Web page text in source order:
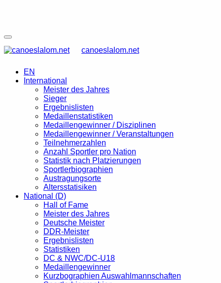
canoeslalom.net
EN
International
Meister des Jahres
Sieger
Ergebnislisten
Medaillenstatistiken
Medaillengewinner / Disziplinen
Medaillengewinner / Veranstaltungen
Teilnehmerzahlen
Anzahl Sportler pro Nation
Statistik nach Platzierungen
Sportlerbiographien
Austragungsorte
Altersstatisiken
National (D)
Hall of Fame
Meister des Jahres
Deutsche Meister
DDR-Meister
Ergebnislisten
Statistiken
DC & NWC/DC-U18
Medaillengewinner
Kurzbographien Auswahlmannschaften